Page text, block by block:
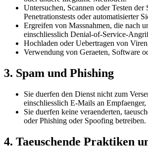
Untersuchen, Scannen oder Testen
Penetrationstests oder automatisierter
Ergreifen von Massnahmen, die nach
einschliesslich Denial-of-Service-
Hochladen oder Uebertragen von
Verwendung von Geraeten, Software
3. Spam und Phishing
Sie duerfen den Dienst nicht zum
einschliesslich E-Mails an
Sie duerfen keine veraenderten,
oder Phishing oder Spoofing betreiben.
4. Taeuschende Praktiken